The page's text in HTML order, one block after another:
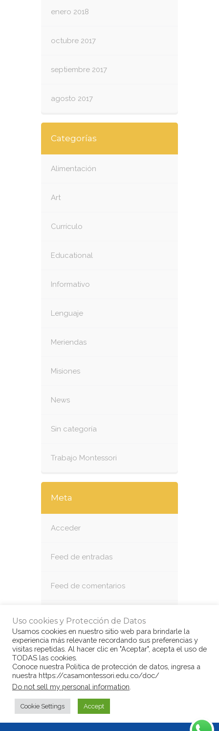
enero 2018
octubre 2017
septiembre 2017
agosto 2017
Categorías
Alimentación
Art
Currículo
Educational
Informativo
Lenguaje
Meriendas
Misiones
News
Sin categoría
Trabajo Montessori
Meta
Acceder
Feed de entradas
Feed de comentarios
© Copyright Casa Montessori 2017
Uso cookies y Protección de Datos
Usamos cookies en nuestro sitio web para brindarle la
experiencia más relevante recordando sus preferencias y
visitas repetidas. Al hacer clic en "Aceptar", acepta el uso de
TODAS las cookies.
Conoce nuestra Politica de protección de datos, ingresa a
nuestra https://casamontessori.edu.co/doc/
Do not sell my personal information
Cookie Settings Accept